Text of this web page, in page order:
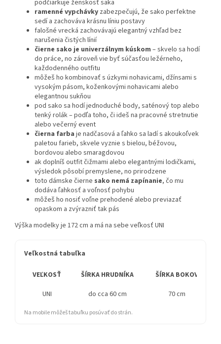
podčiarkuje ženskosť saka
ramenné vypchávky zabezpečujú, že sako perfektne
sedí a zachováva krásnu líniu postavy
falošné vrecká zachovávajú elegantný vzhľad bez
narušenia čistých línií
čierne sako je univerzálnym kúskom – skvelo sa hodí
do práce, no zároveň vie byť súčasťou ležérneho,
každodenného outfitu
môžeš ho kombinovať s úzkymi nohavicami, džínsami s
vysokým pásom, koženkovými nohavicami alebo
elegantnou sukňou
pod sako sa hodí jednoduché body, saténový top alebo
tenký rolák – podľa toho, či ideš na pracovné stretnutie
alebo večerný event
čierna farba je nadčasová a ľahko sa ladí s akoukoľvek
paletou farieb, skvele vyznie s bielou, béžovou,
bordovou alebo smaragdovou
ak doplníš outfit čižmami alebo elegantnými lodičkami,
výsledok pôsobí premyslene, no prirodzene
toto dámske čierne sako nemá zapínanie, čo mu
dodáva ľahkosť a voľnosť pohybu
môžeš ho nosiť voľne prehodené alebo previazať
opaskom a zvýrazniť tak pás
Výška modelky je 172 cm a má na sebe veľkosť UNI
Veľkostná tabuľka
VEĽKOSŤ ŠÍRKA HRUDNÍKA ŠÍRKA BOKOV
UNI
do cca 60 cm 70 cm
Na mobile môžeš tabuľku posúvať do strán.